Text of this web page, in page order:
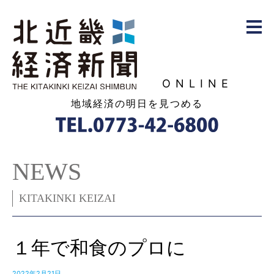
ONLINE
地域経済の明日を見つめる
NEWS
KITAKINKI KEIZAI
１年で和食のプロに